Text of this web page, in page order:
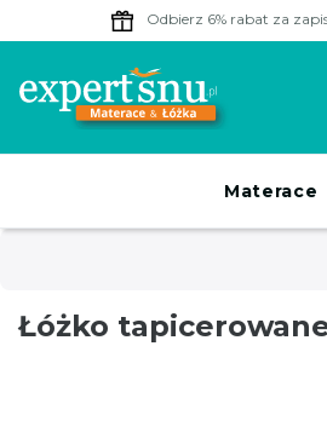
Odbierz 6% rabat za
Materace
Łóżko tapicerowane